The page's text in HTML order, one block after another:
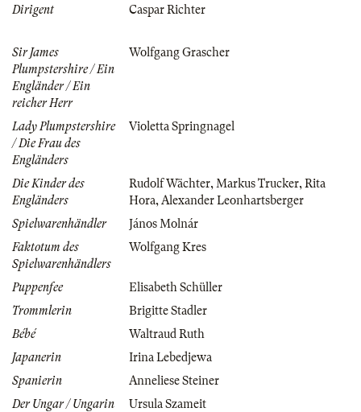
Dirigent Caspar Richter
Sir James
Plumpstershire / Ein
Engländer / Ein
reicher Herr
Wolfgang Grascher
Lady Plumpstershire
/ Die Frau des
Engländers
Violetta Springnagel
Die Kinder des
Engländers
Rudolf Wächter, Markus Trucker, Rita
Hora, Alexander Leonhartsberger
Spielwarenhändler
János Molnár
Faktotum des
Spielwarenhändlers
Wolfgang Kres
Puppenfee
Elisabeth Schüller
Trommlerin
Brigitte Stadler
Bébé
Waltraud Ruth
Japanerin
Irina Lebedjewa
Spanierin
Anneliese Steiner
Der Ungar / Ungarin
Ursula Szameit